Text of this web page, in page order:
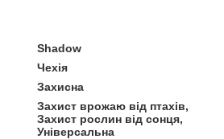
Shadow
Чехія
Захисна
Захист врожаю від птахів,
Захист рослин від сонця,
Універсальна